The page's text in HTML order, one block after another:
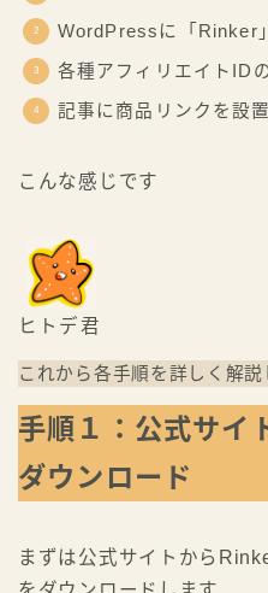
WordPressに「Rinker
各種アフィリエイトID
記事に商品リンクを設置
こんな感じです
ヒトデ君
これから各手順を詳しく解
手順１：公式サイ
ダウンロード
まずは公式サイトから